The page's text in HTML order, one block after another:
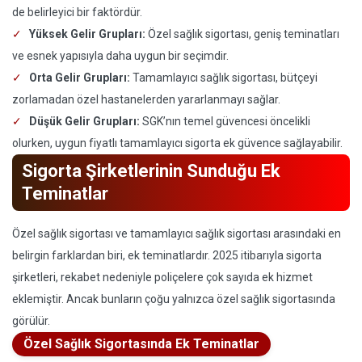
de belirleyici bir faktördür.
Yüksek Gelir Grupları: Özel sağlık sigortası, geniş teminatları
ve esnek yapısıyla daha uygun bir seçimdir.
Orta Gelir Grupları: Tamamlayıcı sağlık sigortası, bütçeyi
zorlamadan özel hastanelerden yararlanmayı sağlar.
Düşük Gelir Grupları: SGK’nın temel güvencesi öncelikli
olurken, uygun fiyatlı tamamlayıcı sigorta ek güvence sağlayabilir.
Sigorta Şirketlerinin Sunduğu Ek
Teminatlar
Özel sağlık sigortası ve tamamlayıcı sağlık sigortası arasındaki en
belirgin farklardan biri, ek teminatlardır. 2025 itibarıyla sigorta
şirketleri, rekabet nedeniyle poliçelere çok sayıda ek hizmet
eklemiştir. Ancak bunların çoğu yalnızca özel sağlık sigortasında
görülür.
Özel Sağlık Sigortasında Ek Teminatlar